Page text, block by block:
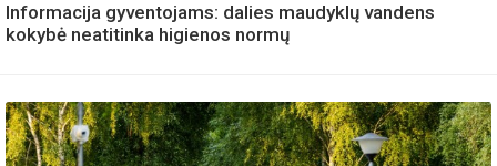
Informacija gyventojams: dalies maudyklų vandens
kokybė neatitinka higienos normų